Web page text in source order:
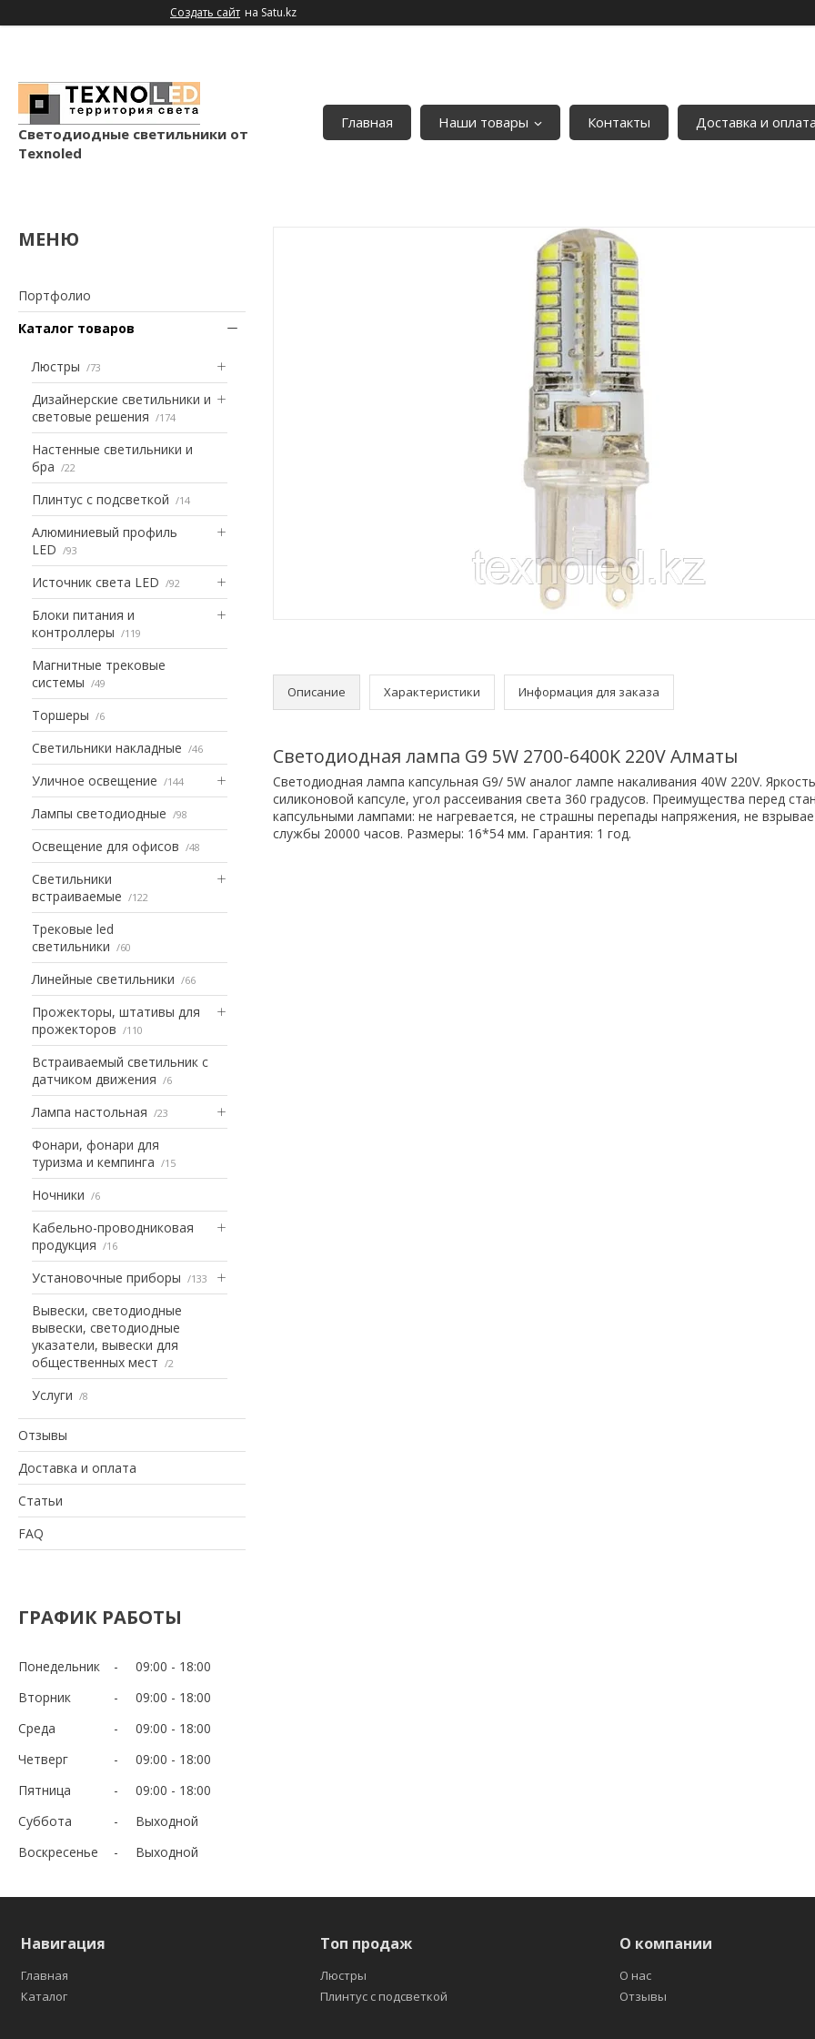
Создать сайт на Satu.kz
Светодиодные светильники от
Texnoled
Главная Наши товары Контакты Доставка и оплата
Портфолио
Каталог товаров
Люстры 73
Дизайнерские светильники и
световые решения
174
Настенные светильники и
бра
22
Плинтус с подсветкой 14
Алюминиевый профиль
LED
93
Источник света LED 92
Блоки питания и
контроллеры
119
Магнитные трековые
системы
49
Торшеры 6
Светильники накладные 46
Уличное освещение 144
Лампы светодиодные 98
Освещение для офисов 48
Светильники
встраиваемые
122
Трековые led
светильники
60
Линейные светильники 66
Прожекторы, штативы для
прожекторов
110
Встраиваемый светильник с
датчиком движения
6
Лампа настольная 23
Фонари, фонари для
туризма и кемпинга
15
Ночники 6
Кабельно-проводниковая
продукция
16
Установочные приборы 133
Вывески, светодиодные
вывески, светодиодные
указатели, вывески для
общественных мест
2
Услуги 8
Отзывы
Доставка и оплата
Статьи
FAQ
ГРАФИК РАБОТЫ
Понедельник 09:00
18:00
Вторник
09:00
18:00
Среда
09:00
18:00
Четверг
09:00
18:00
Пятница
09:00
18:00
Суббота
Выходной
Воскресенье
Выходной
Описание Характеристики Информация для заказа
Светодиодная лампа G9 5W 2700-6400K 220V Алматы
Cветодиодная лампа капсульная G9/ 5W аналог лампе накаливания 40W 220V.
силиконовой капсуле, угол рассеивания света 360 градусов. Преимущества перед
капсульными лампами: не нагревается, не страшны перепады напряжения, не
службы 20000 часов. Размеры: 16*54 мм. Гарантия: 1 год.
Навигация
Главная
Каталог
Топ продаж
Люстры
Плинтус с подсветкой
О компании
О нас
Отзывы